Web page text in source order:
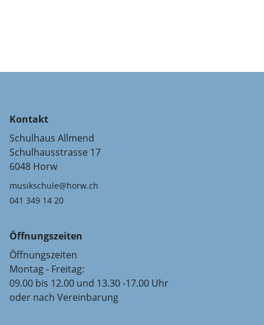
Kontakt
Schulhaus Allmend
Schulhausstrasse 17
6048 Horw
musikschule@horw.ch
041 349 14 20
Öffnungszeiten
Öffnungszeiten
Montag - Freitag:
09.00 bis 12.00 und 13.30 -17.00 Uhr
oder nach Vereinbarung